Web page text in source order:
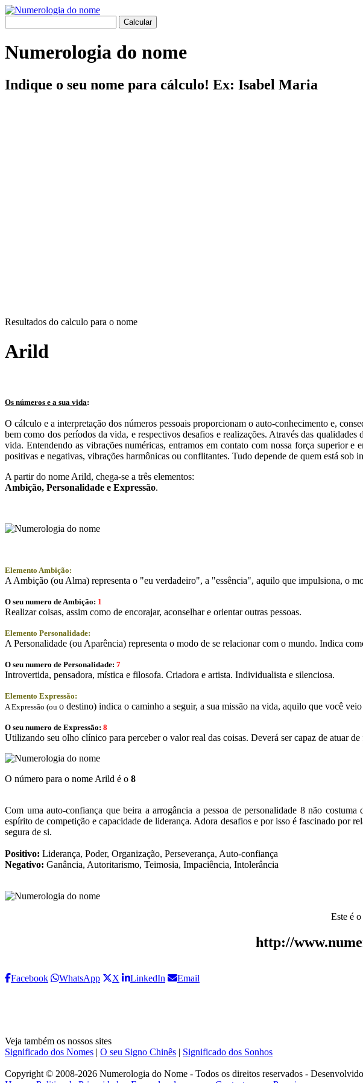
Numerologia do nome
Indique o seu nome para cálculo! Ex: Isabel Maria
Resultados do calculo para o nome
Arild
Os números e a sua vida:
O cálculo e a interpretação dos números pessoais proporcionam o auto-conhecimento e,
bem como dos períodos da vida, e respectivos desafios e realizações. Através das
vida. Entendendo as vibrações numéricas, entramos em contato com nossa força superior
positivas e negativas, vibrações harmônicas ou conflitantes. Tudo depende de quem está sob
A partir do nome Arild, chega-se a três elementos:
Ambição, Personalidade e Expressão.
Elemento Ambição:
A Ambição (ou Alma) representa o "eu verdadeiro", a "essência", aquilo que impulsiona, o
O seu numero de Ambição: 1
Realizar coisas, assim como de encorajar, aconselhar e orientar outras pessoas.
Elemento Personalidade:
A Personalidade (ou Aparência) representa o modo de se relacionar com o mundo. Indica
O seu numero de Personalidade: 7
Introvertida, pensadora, mística e filosofa. Criadora e artista. Individualista e silenciosa.
Elemento Expressão:
A Expressão (ou o destino) indica o caminho a seguir, a sua missão na vida, aquilo que você veio
O seu numero de Expressão: 8
Utilizando seu olho clínico para perceber o valor real das coisas. Deverá ser capaz de atuar
O número para o nome Arild é o 8
Com uma auto-confiança que beira a arrogância a pessoa de personalidade 8 não
espírito de competição e capacidade de liderança. Adora desafios e por isso é fascinado por
segura de si.
Positivo: Liderança, Poder, Organização, Perseverança, Auto-confiança
Negativo: Ganância, Autoritarismo, Teimosia, Impaciência, Intolerância
Este é
http://
Facebook WhatsApp X LinkedIn Email
Veja também os nossos sites
Significado dos Nomes
O seu Signo Chinês Significado dos Sonhos
Copyright © 2008-2026 Numerologia do Nome - Todos os direitos reservados -